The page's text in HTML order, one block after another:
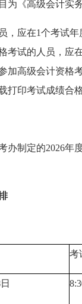
为《高级会计实
，应在1个考试
考试的人员，应
参加高级会计资格
打印考试成绩合
办制定的2026年
考